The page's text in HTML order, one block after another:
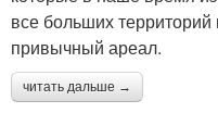
все больших
привычный ареал.
читать дальше →